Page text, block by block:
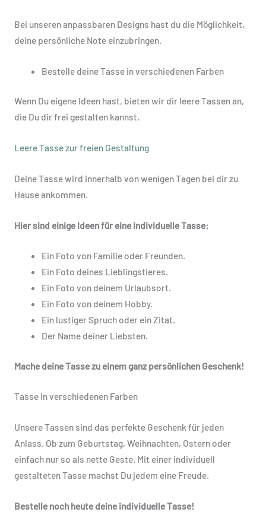
Bei unseren anpassbaren Designs hast du die Möglichkeit,
deine persönliche Note einzubringen.
Bestelle deine Tasse in verschiedenen Farben
Wenn Du eigene Ideen hast, bieten wir dir leere Tassen an,
die Du dir frei gestalten kannst.
Leere Tasse zur freien Gestaltung
Deine Tasse wird innerhalb von wenigen Tagen bei dir zu
Hause ankommen.
Hier sind einige Ideen für eine individuelle Tasse:
Ein Foto von Familie oder Freunden.
Ein Foto deines Lieblingstieres.
Ein Foto von deinem Urlaubsort.
Ein Foto von deinem Hobby.
Ein lustiger Spruch oder ein Zitat.
Der Name deiner Liebsten.
Mache deine Tasse zu einem ganz persönlichen Geschenk!
Tasse in verschiedenen Farben
Unsere Tassen sind das perfekte Geschenk für jeden
Anlass. Ob zum Geburtstag, Weihnachten, Ostern oder
einfach nur so als nette Geste. Mit einer individuell
gestalteten Tasse machst Du jedem eine Freude.
Bestelle noch heute deine individuelle Tasse!